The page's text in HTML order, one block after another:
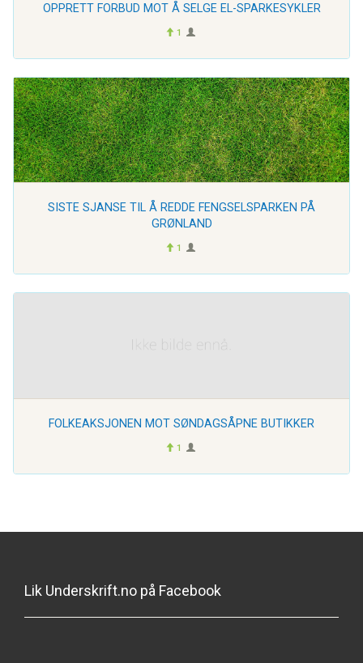
OPPRETT FORBUD MOT Å SELGE EL-SPARKESYKLER
1
SISTE SJANSE TIL Å REDDE FENGSELSPARKEN PÅ
GRØNLAND
1
FOLKEAKSJONEN MOT SØNDAGSÅPNE BUTIKKER
1
Lik Underskrift.no på Facebook